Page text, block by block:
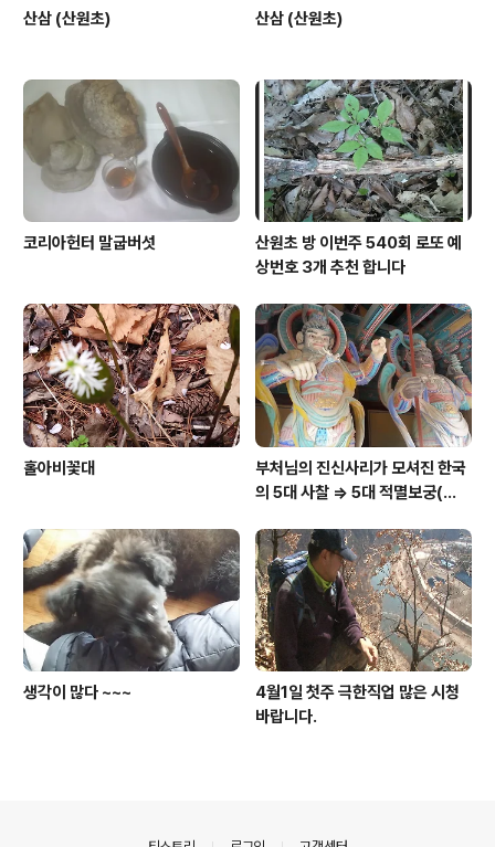
산삼 (산원초) 산삼 (산원초)
코리아헌터 말굽버섯
산원초 방 이번주 540회 로또 예
상번호 3개 추천 합니다
홀아비꽃대
부처님의 진신사리가 모셔진 한국
의 5대 사찰 => 5대 적멸보궁(寂
생각이 많다 ~~~
4월1일 첫주 극한직업 많은 시청
바랍니다.